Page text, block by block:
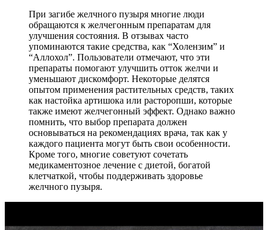
При загибе желчного пузыря многие люди
обращаются к желчегонным препаратам для
улучшения состояния. В отзывах часто
упоминаются такие средства, как “Холензим” и
“Аллохол”. Пользователи отмечают, что эти
препараты помогают улучшить отток желчи и
уменьшают дискомфорт. Некоторые делятся
опытом применения растительных средств, таких
как настойка артишока или расторопши, которые
также имеют желчегонный эффект. Однако важно
помнить, что выбор препарата должен
основываться на рекомендациях врача, так как у
каждого пациента могут быть свои особенности.
Кроме того, многие советуют сочетать
медикаментозное лечение с диетой, богатой
клетчаткой, чтобы поддерживать здоровье
желчного пузыря.